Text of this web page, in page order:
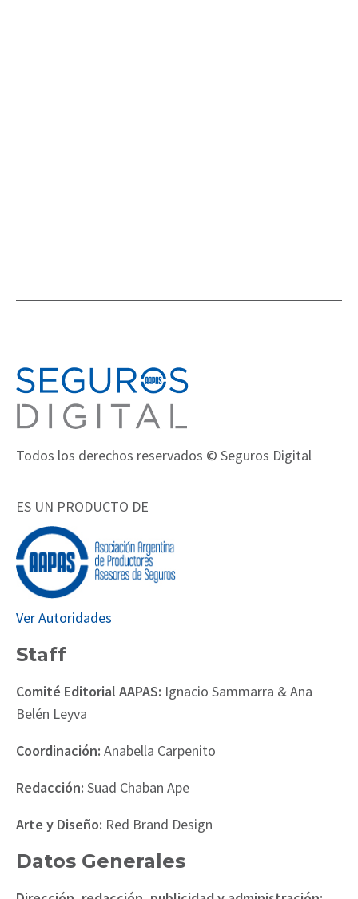
Todos los derechos reservados © Seguros Digital
ES UN PRODUCTO DE
Ver Autoridades
Staff
Comité Editorial AAPAS: Ignacio Sammarra & Ana
Belén Leyva
Coordinación: Anabella Carpenito
Redacción: Suad Chaban Ape
Arte y Diseño: Red Brand Design
Datos Generales